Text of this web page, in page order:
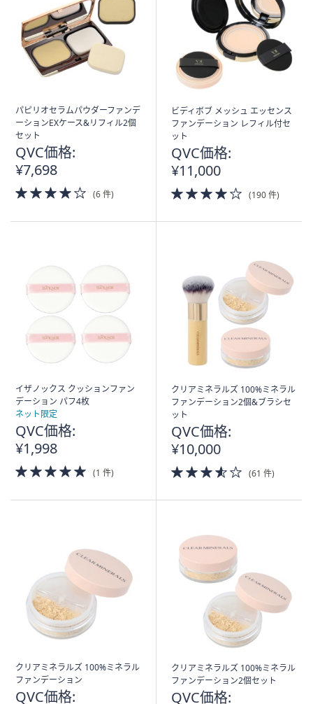
パピリオセラムパウダーファンデ
ーションEXケース&リフィル2個
セット
QVC価格:
¥7,698
4.0
of
(6 件)
ビディボブ メッシュ エッセンス
ファンデーション レフィル付セ
ット
QVC価格:
¥11,000
4.0
of
(190 件)
イザノックス クッションファン
デーション パフ4枚
ネット限定
QVC価格:
¥1,998
5.0
of
(1 件)
クリアミネラルズ 100%ミネラル
ファンデーション2個&ブラシセ
ット
QVC価格:
¥10,000
3.5
of
(61 件)
クリアミネラルズ 100%ミネラル
ファンデーション
QVC価格:
クリアミネラルズ 100%ミネラル
ファンデーション2個セット
QVC価格: